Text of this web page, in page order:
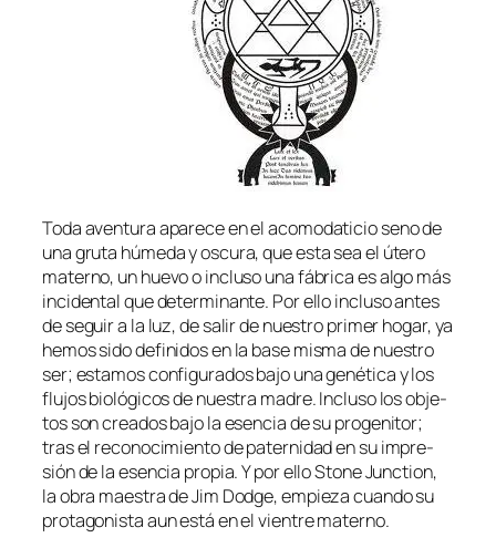
Toda aven­tu­ra apa­re­ce en el aco­mo­da­ti­cio seno de
una gru­ta hú­me­da y os­cu­ra, que es­ta sea el úte­ro
ma­terno, un hue­vo o in­clu­so una fá­bri­ca es al­go más
in­ci­den­tal que de­ter­mi­nan­te. Por ello in­clu­so an­tes
de se­guir a la luz, de sa­lir de nues­tro pri­mer ho­gar, ya
he­mos si­do de­fi­ni­dos en la ba­se mis­ma de nues­tro
ser; es­ta­mos con­fi­gu­ra­dos ba­jo una ge­né­ti­ca y los
flu­jos bio­ló­gi­cos de nues­tra ma­dre. Incluso los ob­je­
tos son crea­dos ba­jo la esen­cia de su pro­ge­ni­tor;
tras el re­co­no­ci­mien­to de pa­ter­ni­dad en su im­pre­
sión de la esen­cia pro­pia. Y por ello Stone Junction,
la obra maes­tra de Jim Dodge, em­pie­za cuan­do su
pro­ta­go­nis­ta aun es­tá en el vien­tre materno.